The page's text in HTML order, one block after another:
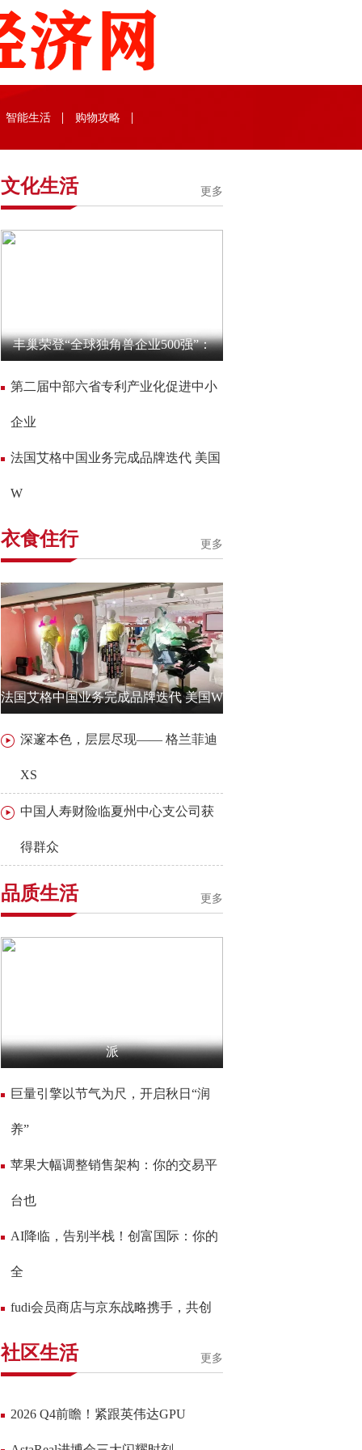
智能生活 购物攻略
文化生活 更多
丰巢荣登“全球独角兽企业500强”：
第二届中部六省专利产业化促进中小
企业
法国艾格中国业务完成品牌迭代 美国
W
衣食住行 更多
法国艾格中国业务完成品牌迭代 美国W
深邃本色，层层尽现—— 格兰菲迪
XS
中国人寿财险临夏州中心支公司获
得群众
品质生活 更多
派
巨量引擎以节气为尺，开启秋日“润
养”
苹果大幅调整销售架构：你的交易平
台也
AI降临，告别半栈！创富国际：你的
全
fudi会员商店与京东战略携手，共创
社区生活 更多
2026 Q4前瞻！紧跟英伟达GPU